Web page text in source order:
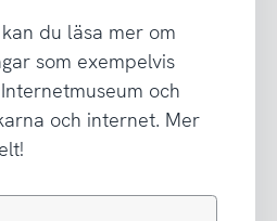
du läsa mer om
som exempelvis
och
och internet. Mer